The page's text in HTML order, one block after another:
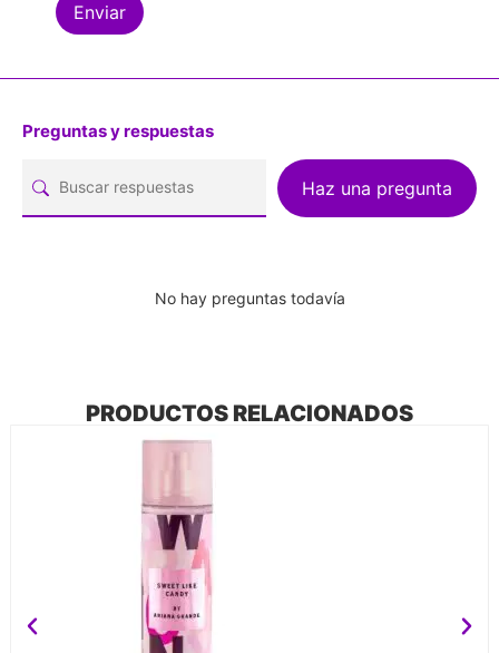
Preguntas y respuestas
Haz una pregunta
No hay preguntas todavía
PRODUCTOS RELACIONADOS